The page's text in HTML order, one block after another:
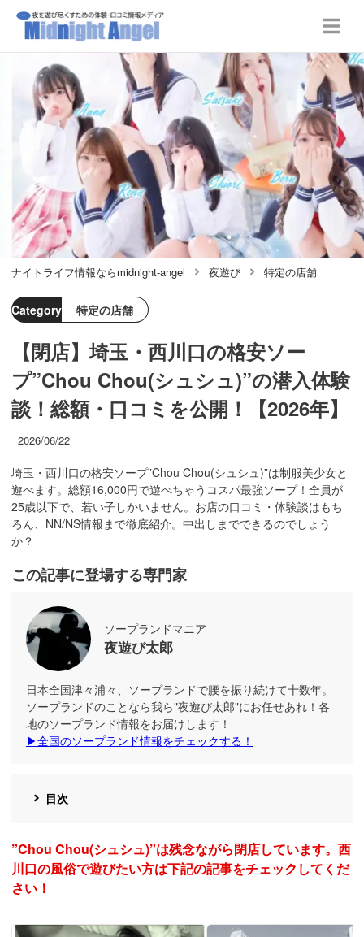
ナイトライフ情報ならmidnight-angel 夜遊び 特定の店舗
Category 特定の店舗
【閉店】埼玉・西川口の格安ソー
プ”Chou Chou(シュシュ)”の潜入体験
談！総額・口コミを公開！【2026年】
2026/06/22
埼玉・西川口の格安ソープ”Chou Chou(シュシュ)”は制服美少女と
遊べます。総額16,000円で遊べちゃうコスパ最強ソープ！全員が
25歳以下で、若い子しかいません。お店の口コミ・体験談はもち
ろん、NN/NS情報まで徹底紹介。中出しまでできるのでしょう
か？
この記事に登場する専門家
ソープランドマニア
夜遊び太郎
日本全国津々浦々、ソープランドで腰を振り続けて十数年。
ソープランドのことなら我ら"夜遊び太郎"にお任せあれ！各
地のソープランド情報をお届けします！
▶全国のソープランド情報をチェックする！
目次
”Chou Chou(シュシュ)”は残念ながら閉店しています。西
川口の風俗で遊びたい方は下記の記事をチェックしてくだ
さい！